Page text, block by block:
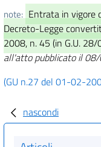
note: Entrata in vigore
Decreto-Legge
2008, n. 45 (in G.U.
all'atto pubblicato il
(GU n.27 del 01-02-
nascondi